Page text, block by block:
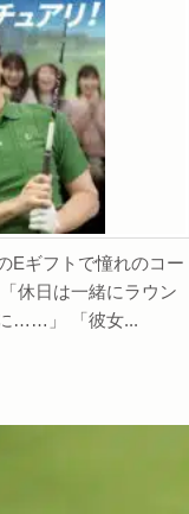
Eギフトで憧れのコー
休日は一緒にラウン
……」 「彼女...